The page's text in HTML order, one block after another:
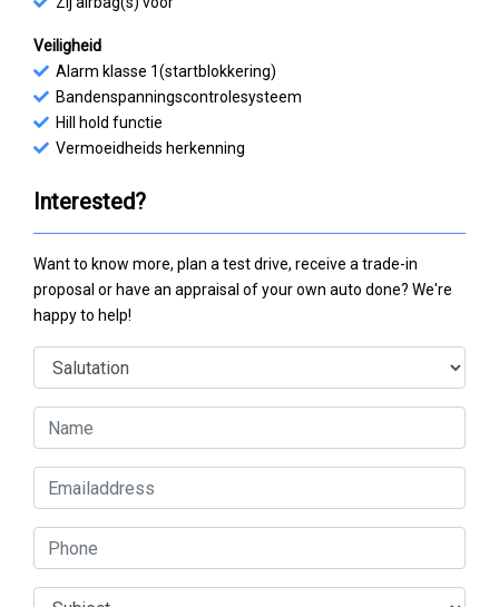
Veiligheid
Alarm klasse 1(startblokkering)
Bandenspanningscontrolesysteem
Hill hold functie
Vermoeidheids herkenning
Interested?
Want to know more, plan a test drive, receive a trade-in
proposal or have an appraisal of your own auto done? We're
happy to help!